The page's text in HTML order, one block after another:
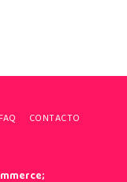
FAQ
CONTACTO